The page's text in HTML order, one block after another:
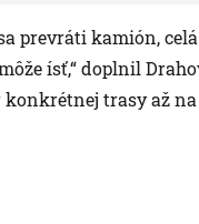
prevráti kamión,
ísť,“ doplnil
trasy až